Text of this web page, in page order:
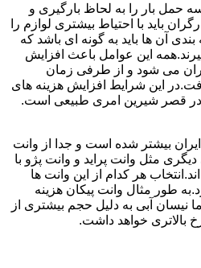
حمل بار را به لحاظ بارگیری و
باید با احتیاط بیشتری لوازم را
آن ها باید به گونه ای باشد که
این عوامل باعث افزایش
می شود و از طرفی زمان
این شرایط افزایش هزینه های
در قصر شیرین امری طبیعی است.
بیشتر شده است و جدا از وانت
مثل وانت پراید و وانت پژو با
هر کدام از این وانت ها
طور مثال وانت پیکان هزینه
نیسان آبی به دلیل حجم بیشتری از
بالاتری خواهد داشت.